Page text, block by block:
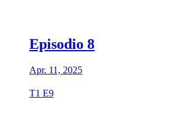
Episodio 8
Apr. 11, 2025
T1 E9